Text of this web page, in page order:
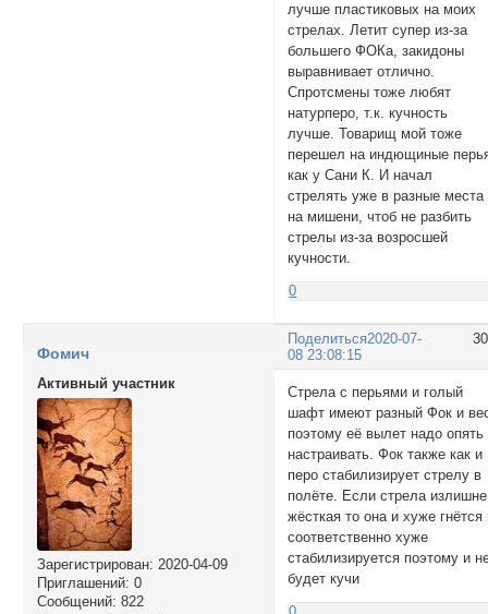
лучше пластиковых на моих
стрелах. Летит супер из-за
большего ФОКа, закидоны
выравнивает отлично.
Спротсмены тоже любят
натурперо, т.к. кучность
лучше. Товарищ мой тоже
перешел на индющиные
как у Сани К. И начал
стрелять уже в разные места
на мишени, чтоб не разбить
стрелы из-за возросшей
кучности.
0
Поделиться2020-07-
08 23:08:15
Фомич
Активный участник
Зарегистрирован: 2020-04-09
Приглашений: 0
Сообщений: 822
Стрела с перьями и голый
шафт имеют разный Фок и
поэтому её вылет надо опять
настраивать. Фок также как и
перо стабилизирует стрелу в
полёте. Если стрела излишне
жёсткая то она и хуже гнётся
соответственно хуже
стабилизируется поэтому и
будет кучи